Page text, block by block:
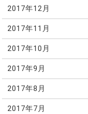
2017年12月
2017年11月
2017年10月
2017年9月
2017年8月
2017年7月